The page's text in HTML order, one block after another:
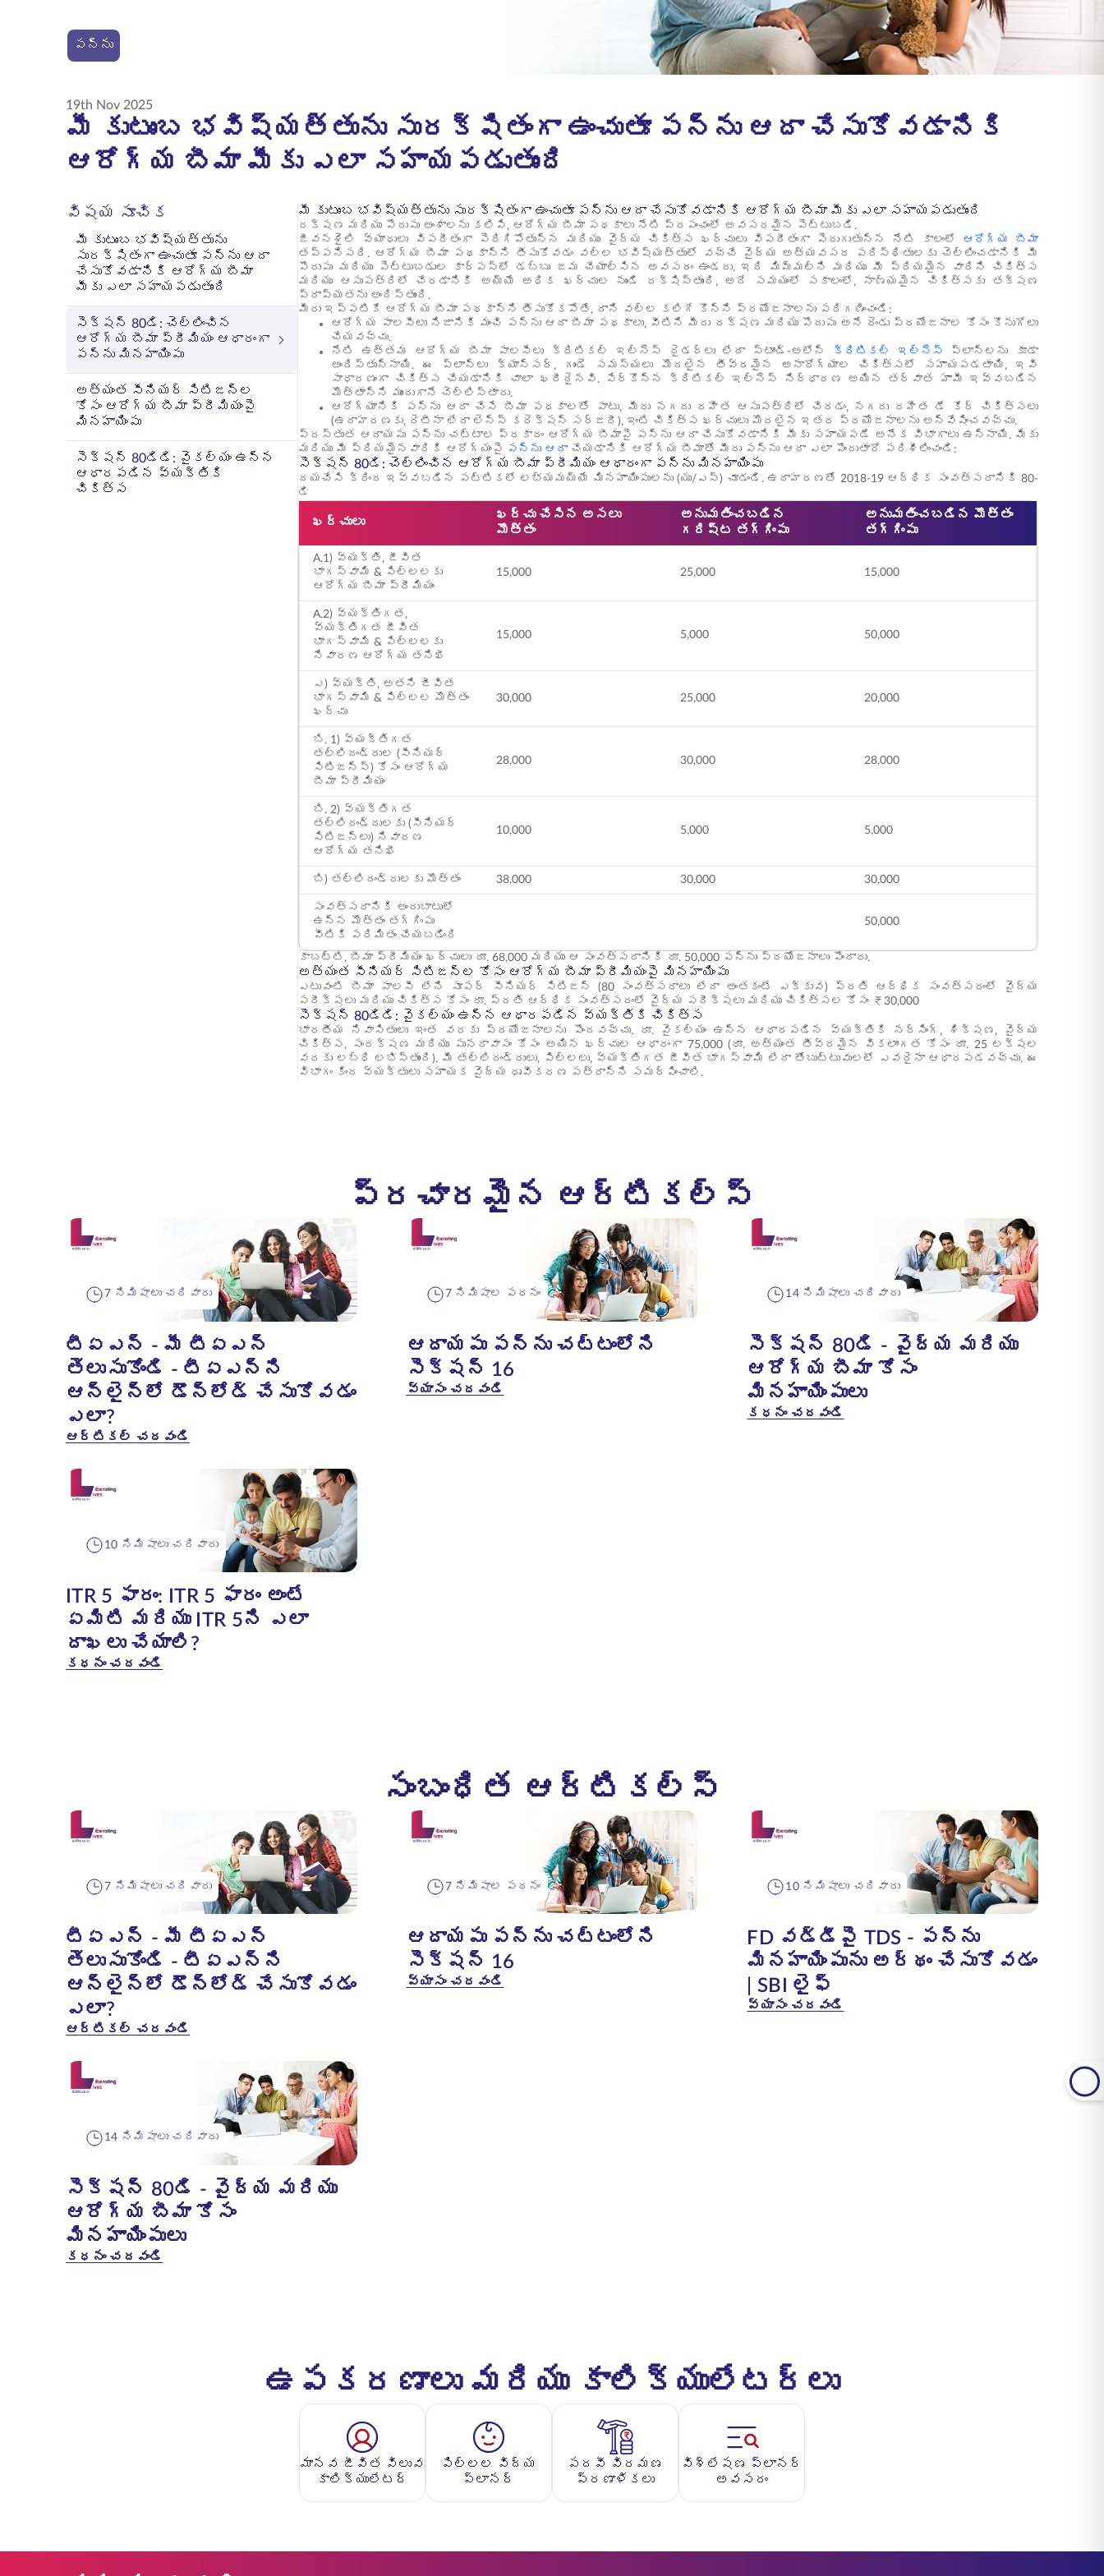
పన్ను
19th Nov 2025
మీ కుటుంబ భవిష్యత్తును సురక్షితంగా ఉంచుతూ పన్ను ఆదా చేసుకోవడానికి
ఆరోగ్య బీమా మీకు ఎలా సహాయపడుతుంది
విషయ సూచిక
మీ కుటుంబ భవిష్యత్తును
సురక్షితంగా ఉంచుతూ పన్ను ఆదా
చేసుకోవడానికి ఆరోగ్య బీమా
మీకు ఎలా సహాయపడుతుంది
సెక్షన్ 80డి: చెల్లించిన
ఆరోగ్య బీమా ప్రీమియం ఆధారంగా
పన్ను మినహాయింపు
అత్యంత సీనియర్ సిటిజన్‌ల
కోసం ఆరోగ్య బీమా ప్రీమియంపై
మినహాయింపు
సెక్షన్ 80డిడి: వైకల్యం ఉన్న
ఆధారపడిన వ్యక్తికి
చికిత్స
మీ కుటుంబ భవిష్యత్తును సురక్షితంగా ఉంచుతూ పన్ను ఆదా చేసుకోవడానికి ఆరోగ్య బీమా మీకు ఎలా సహాయపడుతుంది
రక్షణ మరియు పొదుపు అంశాలను కలిపి, ఆరోగ్య బీమా పథకాలు నేటి ప్రపంచంలో అవసరమైన పెట్టుబడి.
జీవనశైలి వ్యాధులు విపరీతంగా పెరిగిపోతున్న మరియు వైద్య చికిత్స ఖర్చులు విపరీతంగా పెరుగుతున్న నేటి కాలంలో ఆరోగ్య బీమా
తప్పనిసరి. ఆరోగ్య బీమా పథకాన్ని తీసుకోవడం వల్ల భవిష్యత్తులో వచ్చే వైద్య అత్యవసర పరిస్థితులకు చెల్లించడానికి మీ
పొదుపు మరియు పెట్టుబడుల కార్పస్‌లో డబ్బు జమ చేయాల్సిన అవసరం ఉండదు. ఇది మిమ్మల్ని మరియు మీ ప్రియమైన వారిని చికిత్స
మరియు ఆసుపత్రిలో చేరడానికి అయ్యే అధిక ఖర్చుల నుండి రక్షిస్తుంది, అదే సమయంలో సకాలంలో, నాణ్యమైన చికిత్సకు తక్షణ
ప్రాప్యతను అందిస్తుంది.
మీరు ఇప్పటికే ఆరోగ్య బీమా పథకాన్ని తీసుకోకపోతే, దాని వల్ల కలిగే కొన్ని ప్రయోజనాలను పరిగణించండి:
ఆరోగ్య పాలసీలు నిజానికి మంచి పన్ను ఆదా బీమా పథకాలు, వీటిని మీరు రక్షణ మరియు పొదుపు అనే రెండు ప్రయోజనాల కోసం కొనుగోలు
చేయవచ్చు.
నేటి ఉత్తమ ఆరోగ్య బీమా పాలసీలు క్రిటికల్ ఇల్నెస్ రైడర్లు లేదా స్టాండ్-అలోన్
క్రిటికల్ ఇల్నెస్
ప్లాన్‌లను కూడా
అందిస్తున్నాయి. ఈ ప్లాన్‌లు క్యాన్సర్, గుండె సమస్యలు మొదలైన తీవ్రమైన అనారోగ్యాల చికిత్సలో సహాయపడతాయి, ఇవి
సాధారణంగా చికిత్స చేయడానికి చాలా ఖరీదైనవి. పేర్కొన్న క్రిటికల్ ఇల్నెస్ నిర్ధారణ అయిన తర్వాత హామీ ఇవ్వబడిన
మొత్తాన్ని ముందుగానే చెల్లిస్తారు.
ఆరోగ్యానికి పన్ను ఆదా చేసే బీమా పథకాలతో పాటు, మీరు నగదు రహిత ఆసుపత్రిలో చేరడం, నగదు రహిత డే కేర్ చికిత్సలు
(ఉదాహరణకు, రెటీనా లేదా లెన్స్ కరెక్షన్ సర్జరీ), ఇంటి చికిత్స ఖర్చులు మొదలైన ఇతర ప్రయోజనాలను అన్వేషించవచ్చు.
ప్రస్తుత ఆదాయపు పన్ను చట్టాల ప్రకారం ఆరోగ్య బీమాపై పన్ను ఆదా చేసుకోవడానికి మీకు సహాయపడే అనేక విభాగాలు ఉన్నాయి. మీకు
మరియు మీ ప్రియమైనవారికి ఆరోగ్యంపై పన్ను ఆదా చేయడానికి ఆరోగ్య బీమాతో మీరు పన్ను ఆదా ఎలా పొందుతారో పరిశీలించండి:
సెక్షన్ 80డి: చెల్లించిన ఆరోగ్య బీమా ప్రీమియం ఆధారంగా పన్ను మినహాయింపు
దయచేసి క్రింద ఇవ్వబడిన పట్టికలో లభ్యమయ్యే మినహాయింపులను (యు/ఎస్) చూడండి. ఉదాహరణతో 2018-19 ఆర్థిక సంవత్సరానికి 80-
డి
ఖర్చులు
ఖర్చు చేసిన అసలు
మొత్తం
అనుమతించబడిన
గరిష్ట తగ్గింపు
అనుమతించబడిన మొత్తం
తగ్గింపు
A.1) వ్యక్తి, జీవిత
భాగస్వామి & పిల్లలకు
ఆరోగ్య బీమా ప్రీమియం
15,000 25,000 15,000
A.2) వ్యక్తిగత,
వ్యక్తిగత జీవిత
భాగస్వామి & పిల్లలకు
నివారణ ఆరోగ్య తనిఖీ
15,000 5,000 50,000
ఎ) వ్యక్తి, అతని జీవిత
భాగస్వామి & పిల్లల మొత్తం
ఖర్చు
30,000 25,000 20,000
బి. 1) వ్యక్తిగత
తల్లిదండ్రుల (సీనియర్
సిటిజన్స్) కోసం ఆరోగ్య
బీమా ప్రీమియం
28,000 30,000 28,000
బి. 2) వ్యక్తిగత
తల్లిదండ్రులకు (సీనియర్
సిటిజన్లు) నివారణ
ఆరోగ్య తనిఖీ
10,000 5,000 5,000
బి) తల్లిదండ్రులకు మొత్తం 38,000 30,000 30,000
సంవత్సరానికి అందుబాటులో
ఉన్న మొత్తం తగ్గింపు
వీటికి పరిమితం చేయబడింది
50,000
కాబట్టి, బీమా ప్రీమియం ఖర్చులు రూ. 68,000 మరియు ఆ సంవత్సరానికి రూ. 50,000 పన్ను ప్రయోజనాలు పొందారు.
అత్యంత సీనియర్ సిటిజన్‌ల కోసం ఆరోగ్య బీమా ప్రీమియంపై మినహాయింపు
ఎటువంటి బీమా పాలసీ లేని సూపర్ సీనియర్ సిటిజన్ (80 సంవత్సరాలు లేదా అంతకంటే ఎక్కువ) ప్రతి ఆర్థిక సంవత్సరంలో వైద్య
పరీక్షలు మరియు చికిత్స కోసం రూ. ప్రతి ఆర్థిక సంవత్సరంలో వైద్య పరీక్షలు మరియు చికిత్సల కోసం ₹30,000
సెక్షన్ 80డిడి: వైకల్యం ఉన్న ఆధారపడిన వ్యక్తికి చికిత్స
భారతీయ నివాసితులు ఇంత వరకు ప్రయోజనాలను పొందవచ్చు. రూ. వైకల్యం ఉన్న ఆధారపడిన వ్యక్తికి నర్సింగ్, శిక్షణ, వైద్య
చికిత్స, సంరక్షణ మరియు పునరావాసం కోసం అయిన ఖర్చుల ఆధారంగా 75,000 (రూ. అత్యంత తీవ్రమైన వికలాంగత కోసం రూ. 25 లక్షల
వరకు లబ్ధి లభిస్తుంది). మీ తల్లిదండ్రులు, పిల్లలు, వ్యక్తిగత జీవిత భాగస్వామి లేదా తోబుట్టువులలో ఎవరైనా ఆధారపడవచ్చు. ఈ
విభాగం కింద వ్యక్తులు సహాయక వైద్య ధృవీకరణ పత్రాన్ని సమర్పించాలి.
ప్రచారమైన ఆర్టికల్స్
7 నిమిషాలు చదివారు
టీఏఎన్ - మీ టీఏఎన్
తెలుసుకోండి - టీఏఎన్‌ని
ఆన్‌లైన్‌లో డౌన్‌లోడ్ చేసుకోవడం
ఎలా?
ఆర్టికల్ చదవండి
7 నిమిషాల పఠనం
ఆదాయపు పన్ను చట్టంలోని
సెక్షన్ 16
వ్యాసం చదవండి
14 నిమిషాలు చదివారు
సెక్షన్ 80డి - వైద్య మరియు
ఆరోగ్య బీమా కోసం
మినహాయింపులు
కధనం చదవండి
10 నిమిషాలు చదివారు
ITR 5 ఫారం: ITR 5 ఫారం అంటే
ఏమిటి మరియు ITR 5ని ఎలా
దాఖలు చేయాలి?
కధనం చదవండి
సంబంధిత ఆర్టికల్స్
7 నిమిషాలు చదివారు
టీఏఎన్ - మీ టీఏఎన్
తెలుసుకోండి - టీఏఎన్‌ని
ఆన్‌లైన్‌లో డౌన్‌లోడ్ చేసుకోవడం
ఎలా?
ఆర్టికల్ చదవండి
7 నిమిషాల పఠనం
ఆదాయపు పన్ను చట్టంలోని
సెక్షన్ 16
వ్యాసం చదవండి
10 నిమిషాలు చదివారు
FD వడ్డీపై TDS - పన్ను
మినహాయింపును అర్థం చేసుకోవడం
| SBI లైఫ్
వ్యాసం చదవండి
14 నిమిషాలు చదివారు
సెక్షన్ 80డి - వైద్య మరియు
ఆరోగ్య బీమా కోసం
మినహాయింపులు
కధనం చదవండి
ఉపకరణాలు మరియు కాలిక్యులేటర్లు
మానవ జీవిత విలువ
కాలిక్యులేటర్
పిల్లల విద్య
ప్లానర్
పదవీ విరమణ
ప్రణాళికలు
విశ్లేషణ ప్లానర్
అవసరం